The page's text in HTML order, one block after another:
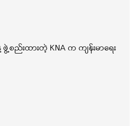
ဖွဲ့စည်းထားတဲ့ KNA က ကျန်းမာရေး